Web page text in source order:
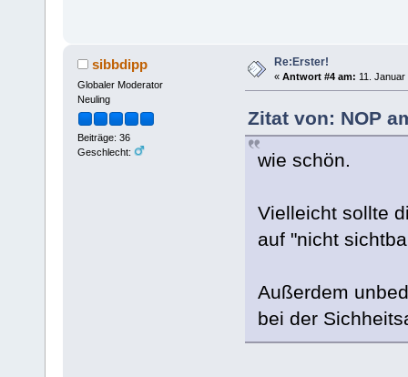
sibbdipp
Globaler Moderator
Neuling
Beiträge: 36
Geschlecht:
Re:Erster!
« Antwort #4 am: 11.
Zitat von: NOP
wie schön.
Vielleicht sollte
auf "nicht
Außerdem
bei der